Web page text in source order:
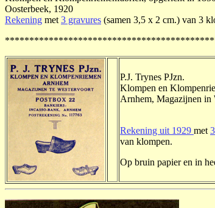
Oosterbeek, 1920
Rekening met 3 gravures (samen 3,5 x 2 cm.) van 3
P.J. Trynes PJzn.
Klompen en
Arnhem, Magazijnen in
Rekening uit 1929 met
van klompen.
Op bruin papier en in